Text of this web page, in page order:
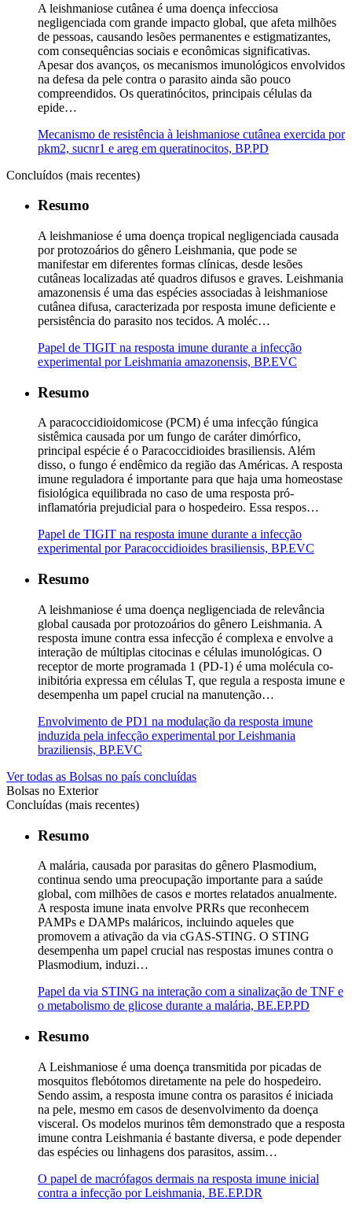
A leishmaniose cutânea é uma doença infecciosa
negligenciada com grande impacto global, que afeta milhões
de pessoas, causando lesões permanentes e estigmatizantes,
com consequências sociais e econômicas significativas.
Apesar dos avanços, os mecanismos imunológicos envolvidos
na defesa da pele contra o parasito ainda são pouco
compreendidos. Os queratinócitos, principais células da
epide…
Mecanismo de resistência à leishmaniose cutânea exercida por
pkm2, sucnr1 e areg em queratinocitos, BP.PD
Concluídos (mais recentes)
Resumo
A leishmaniose é uma doença tropical negligenciada causada
por protozoários do gênero Leishmania, que pode se
manifestar em diferentes formas clínicas, desde lesões
cutâneas localizadas até quadros difusos e graves. Leishmania
amazonensis é uma das espécies associadas à leishmaniose
cutânea difusa, caracterizada por resposta imune deficiente e
persistência do parasito nos tecidos. A moléc…
Papel de TIGIT na resposta imune durante a infecção
experimental por Leishmania amazonensis, BP.EVC
Resumo
A paracoccidioidomicose (PCM) é uma infecção fúngica
sistêmica causada por um fungo de caráter dimórfico,
principal espécie é o Paracoccidioides brasiliensis. Além
disso, o fungo é endêmico da região das Américas. A resposta
imune reguladora é importante para que haja uma homeostase
fisiológica equilibrada no caso de uma resposta pró-
inflamatória prejudicial para o hospedeiro. Essa respos…
Papel de TIGIT na resposta imune durante a infecção
experimental por Paracoccidioides brasiliensis, BP.EVC
Resumo
A leishmaniose é uma doença negligenciada de relevância
global causada por protozoários do gênero Leishmania. A
resposta imune contra essa infecção é complexa e envolve a
interação de múltiplas citocinas e células imunológicas. O
receptor de morte programada 1 (PD-1) é uma molécula co-
inibitória expressa em células T, que regula a resposta imune e
desempenha um papel crucial na manutenção…
Envolvimento de PD1 na modulação da resposta imune
induzida pela infecção experimental por Leishmania
braziliensis, BP.EVC
Ver todas as Bolsas no país concluídas
Bolsas no Exterior
Concluídas (mais recentes)
Resumo
A malária, causada por parasitas do gênero Plasmodium,
continua sendo uma preocupação importante para a saúde
global, com milhões de casos e mortes relatados anualmente.
A resposta imune inata envolve PRRs que reconhecem
PAMPs e DAMPs maláricos, incluindo aqueles que
promovem a ativação da via cGAS-STING. O STING
desempenha um papel crucial nas respostas imunes contra o
Plasmodium, induzi…
Papel da via STING na interação com a sinalização de TNF e
o metabolismo de glicose durante a malária, BE.EP.PD
Resumo
A Leishmaniose é uma doença transmitida por picadas de
mosquitos flebótomos diretamente na pele do hospedeiro.
Sendo assim, a resposta imune contra os parasitos é iniciada
na pele, mesmo em casos de desenvolvimento da doença
visceral. Os modelos murinos têm demonstrado que a resposta
imune contra Leishmania é bastante diversa, e pode depender
das espécies ou linhagens dos parasitos, assim…
O papel de macrófagos dermais na resposta imune inicial
contra a infecção por Leishmania, BE.EP.DR